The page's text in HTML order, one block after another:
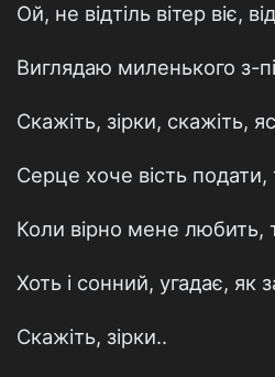
Ой, не відтіль вітер віє,
Виглядаю миленького з-
Скажіть, зірки, скажіть,
Серце хоче вість
Коли вірно мене любить,
Хоть і сонний, угадає, як
Скажіть, зірки..